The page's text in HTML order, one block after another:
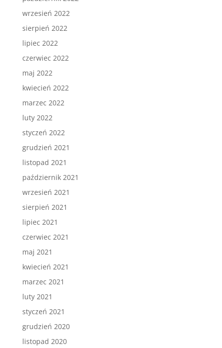
wrzesień 2022
sierpień 2022
lipiec 2022
czerwiec 2022
maj 2022
kwiecień 2022
marzec 2022
luty 2022
styczeń 2022
grudzień 2021
listopad 2021
październik 2021
wrzesień 2021
sierpień 2021
lipiec 2021
czerwiec 2021
maj 2021
kwiecień 2021
marzec 2021
luty 2021
styczeń 2021
grudzień 2020
listopad 2020